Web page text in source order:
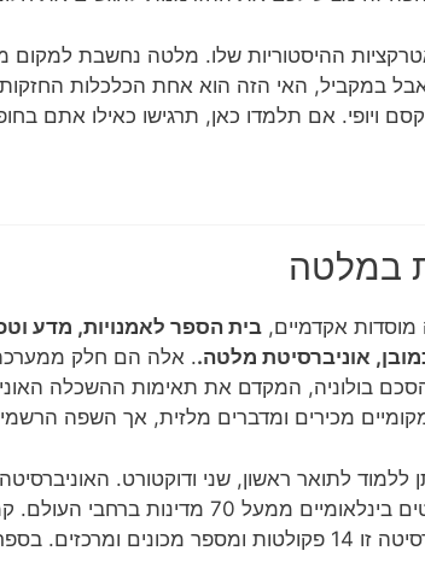
ההיסטוריות שלו. מלטה נחשבת
במקביל, האי הזה הוא אחת הכלכלות
קסם ויופי. אם תלמדו כאן, תרגישו כאילו אתם
במלטה
מוסדות אקדמיים, בית הספר לאמנויות, מדע
אוניברסיטת מלטה.. אלה הם חלק ממערכת
בולוניה, המקדם את תאימות ההשכלה
מכירים ומדברים מלזית, אך השפה
סטודנטים, בהם סטודנטים
כרכים ופרסומים שונים.